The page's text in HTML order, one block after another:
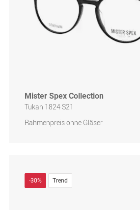
Mister Spex Collection
Tukan 1824 S21
Rahmenpreis ohne Gläser
-30% Trend